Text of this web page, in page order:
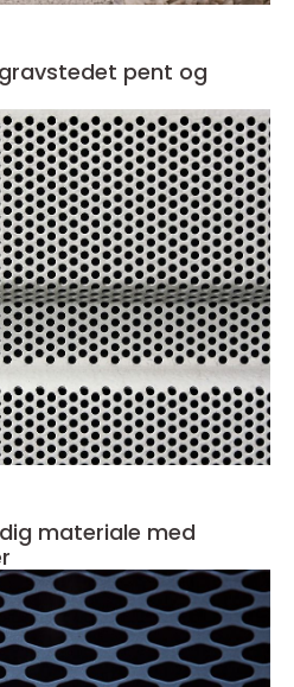
pent og
materiale med